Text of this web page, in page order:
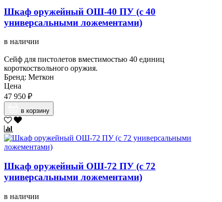
Шкаф оружейный ОШ-40 ПУ (с 40
универсальными ложементами)
в наличии
Сейф для пистолетов вместимостью 40 единиц
короткоствольного оружия.
Бренд: Меткон
Цена
47 950 ₽
в корзину
Шкаф оружейный ОШ-72 ПУ (с 72
универсальными ложементами)
в наличии